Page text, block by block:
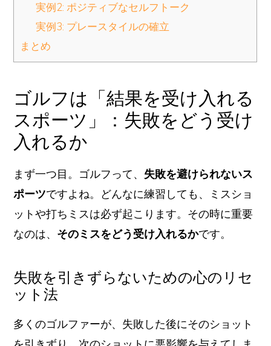
実例2: ポジティブなセルフトーク
実例3: プレースタイルの確立
まとめ
ゴルフは「結果を受け入れる
スポーツ」：失敗をどう受け
入れるか
まず一つ目。ゴルフって、 失敗を避けられないス
ポーツですよね。どんなに練習しても、ミスショ
ットや打ちミスは必ず起こります。その時に重要
なのは、 そのミスをどう受け入れるかです。
失敗を引きずらないための心のリセ
ット法
多くのゴルファーが、失敗した後にそのショット